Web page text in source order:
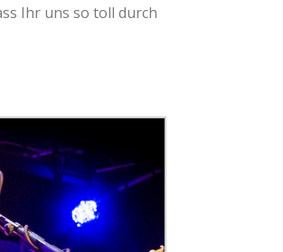
Ihr uns so toll durch